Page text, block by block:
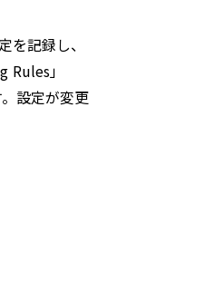
記録し、
」
設定が変更